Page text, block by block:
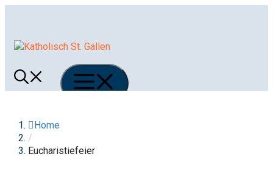
Menü
Home
/
Eucharistiefeier